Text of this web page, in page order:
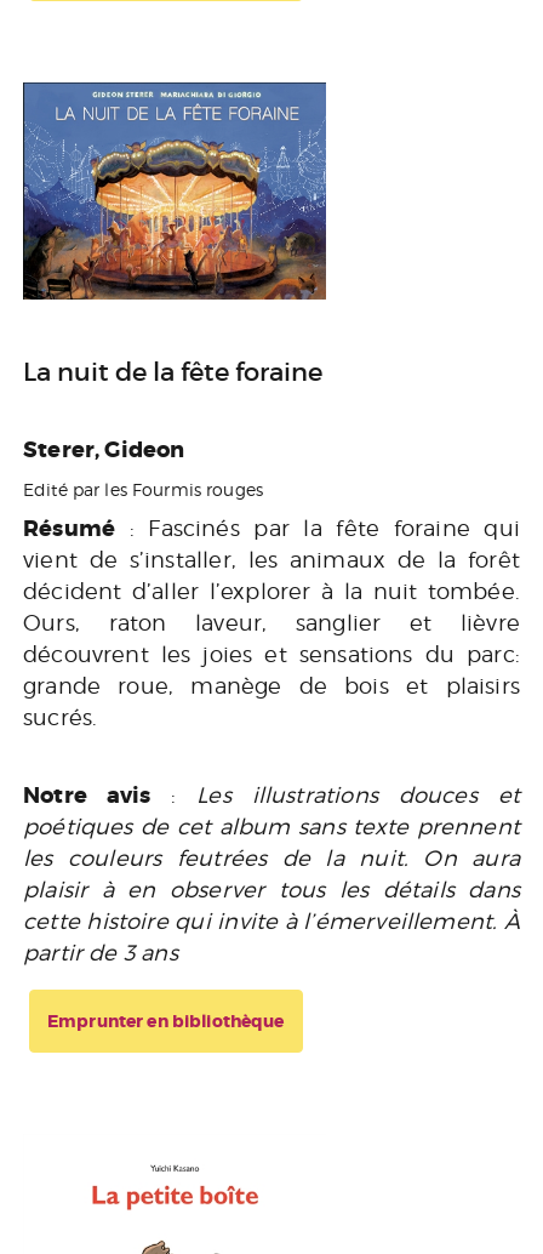
La nuit de la fête foraine
Sterer, Gideon
Edité par les Fourmis rouges
Résumé : Fascinés par la fête foraine qui
vient de s’installer, les animaux de la forêt
décident d’aller l’explorer à la nuit tombée.
Ours, raton laveur, sanglier et lièvre
découvrent les joies et sensations du parc:
grande roue, manège de bois et plaisirs
sucrés.
Notre avis : Les illustrations douces et
poétiques de cet album sans texte prennent
les couleurs feutrées de la nuit. On aura
plaisir à en observer tous les détails dans
cette histoire qui invite à l’émerveillement. À
partir de 3 ans
Emprunter en bibliothèque